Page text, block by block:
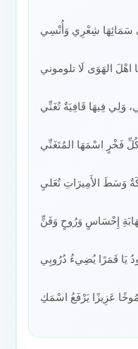
شِعْرِي وَأُنْسِي
اهْلَ الهَوَى لَا تلوموني
وَلِي فِيهَا قَافِيَةٌ تُغَنِّي
فَخْرٍ اسْمَهَا المُتَغَنِّي
وَسَطَ الأَمِيرَاتِ تُعَليِ
إِحْسَاسٍ وَرُوحٍ وَفَنٍّ
يَا قَمَرًا يُضِيءُ دُرُوبِي
عَزِيزًا يَرْفَعُ اسْمَكِ